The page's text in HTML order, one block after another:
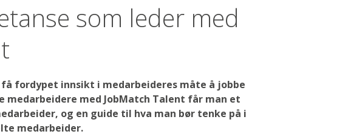
som leder med
fordypet innsikt i medarbeideres måte å jobbe
medarbeidere med JobMatch Talent får man et
og en guide til hva man bør tenke på i
medarbeider.